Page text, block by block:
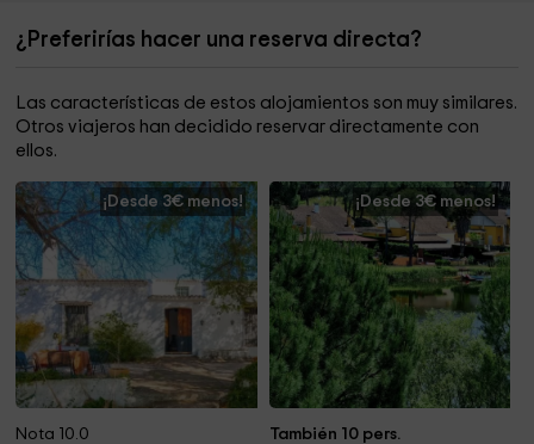
¿Preferirías hacer una reserva directa?
Las características de estos alojamientos son muy similares.
Otros viajeros han decidido reservar directamente con
ellos.
¡Desde 3€ menos!
Nota 10.0
¡Desde 3€ menos!
También 10 pers.